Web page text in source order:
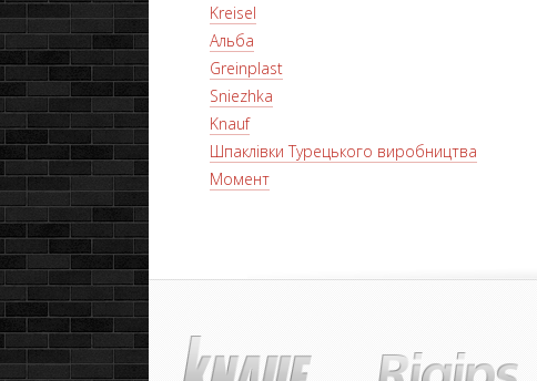
Kreisel
Альба
Greinplast
Sniezhka
Knauf
Шпаклівки Турецького виробництва
Момент